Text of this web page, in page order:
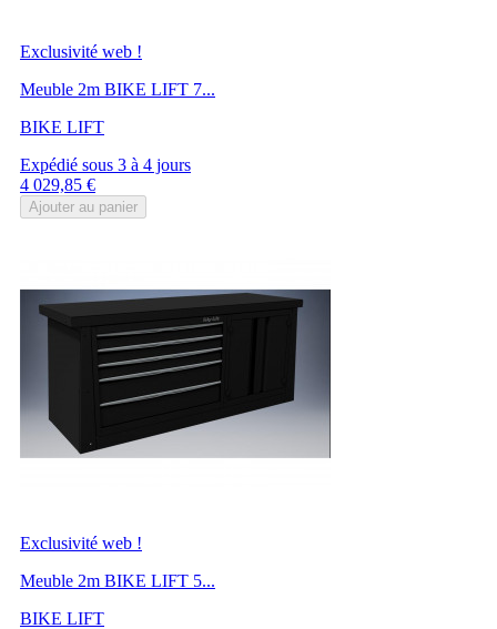
Exclusivité web !
Meuble 2m BIKE LIFT 7...
BIKE LIFT
Expédié sous 3 à 4 jours
Prix
4 029,85 €
Ajouter au panier
Exclusivité web !
Meuble 2m BIKE LIFT 5...
BIKE LIFT